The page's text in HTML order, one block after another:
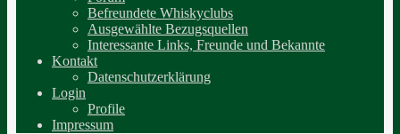
Befreundete Whiskyclubs
Ausgewählte Bezugsquellen
Interessante Links, Freunde und Bekannte
Kontakt
Datenschutzerklärung
Login
Profile
Impressum